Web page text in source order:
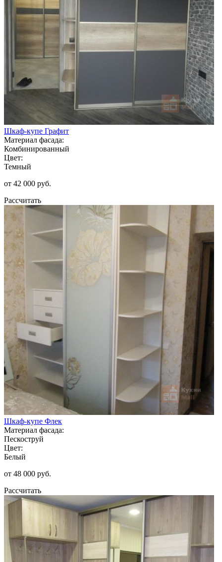
Шкаф-купе Графит
Материал фасада:
Комбинированный
Цвет:
Темный
от 42 000 руб.
Рассчитать
Шкаф-купе Флек
Материал фасада:
Пескоструй
Цвет:
Белый
от 48 000 руб.
Рассчитать